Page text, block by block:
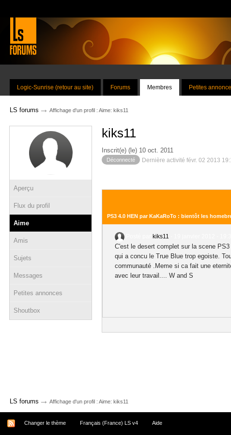
Logic-Sunrise (retour au site) Forums Membres Petites
LS forums → Affichage d'un profil : Aime: kiks11
Aperçu
Flux du profil
Aime
Amis
Sujets
Messages
Petites annonces
Shoutbox
kiks11
Inscrit(e) (le) 10 oct. 2011
Déconnecté Dernière activité févr. 02 2013
PS3 4.0 HEN par KaKaRoTo : bientôt les
kiks11
C'est le desert complet sur la scene
qui a concu le True Blue trop egoiste.
communauté .Meme si ca fait une
avec leur travail.... W and S
LS forums → Affichage d'un profil : Aime: kiks11
Changer le thème Français (France) LS v4 Aide